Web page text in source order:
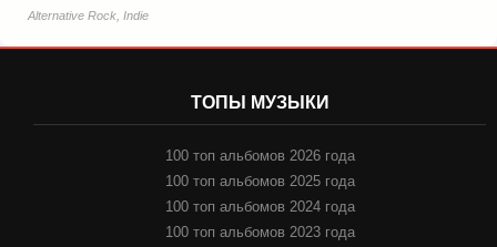
Alternative Rock, Indie
ТОПЫ МУЗЫКИ
100 топ альбомов 2026 года
100 топ альбомов 2025 года
100 топ альбомов 2024 года
100 топ альбомов 2023 года